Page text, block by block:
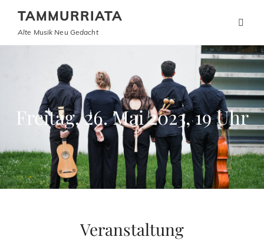
TAMMURRIATA
Alte Musik Neu Gedacht
Freitag, 26. Mai 2023, 19 Uhr
Veranstaltung